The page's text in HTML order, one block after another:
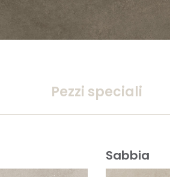
Pezzi speciali
Sabbia